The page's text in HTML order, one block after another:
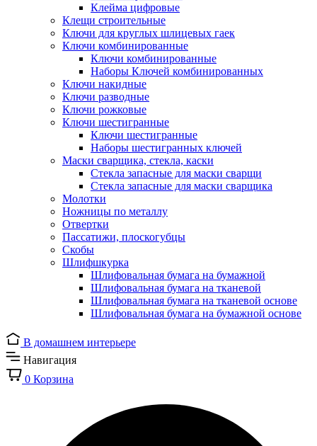
Клейма цифровые
Клещи строительные
Ключи для круглых шлицевых гаек
Ключи комбинированные
Ключи комбинированные
Наборы Ключей комбинированных
Ключи накидные
Ключи разводные
Ключи рожковые
Ключи шестигранные
Ключи шестигранные
Наборы шестигранных ключей
Маски сварщика, стекла, каски
Стекла запасные для маски сварщи
Стекла запасные для маски сварщика
Молотки
Ножницы по металлу
Отвертки
Пассатижи, плоскогубцы
Скобы
Шлифшкурка
Шлифовальная бумага на бумажной
Шлифовальная бумага на тканевой
Шлифовальная бумага на тканевой основе
Шлифовальная бумага на бумажной основе
В домашнем интерьере
Навигация
0 Корзина